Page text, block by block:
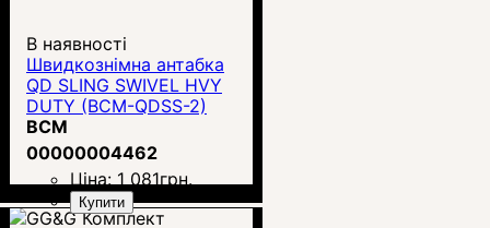
В наявності
Швидкознімна антабка
QD SLING SWIVEL HVY
DUTY (BCM-QDSS-2)
BCM
00000004462
Ціна: 1 081грн.
Купити